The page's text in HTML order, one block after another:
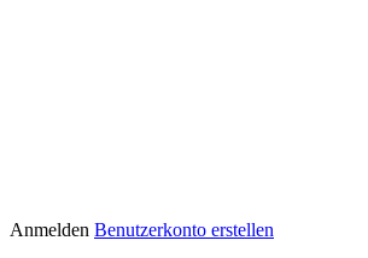
Anmelden Benutzerkonto erstellen